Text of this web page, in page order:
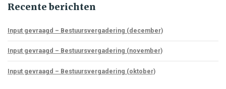
Recente berichten
Input gevraagd – Bestuursvergadering (december)
Input gevraagd – Bestuursvergadering (november)
Input gevraagd – Bestuursvergadering (oktober)